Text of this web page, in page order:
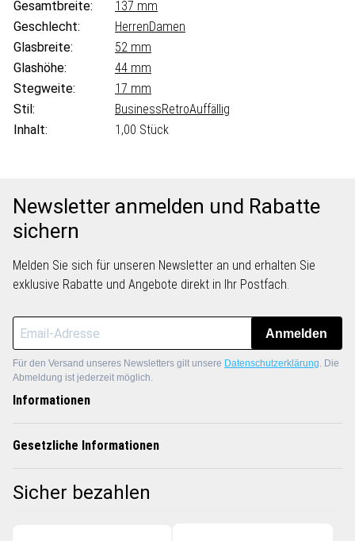
Gesamtbreite:
137 mm
Geschlecht:
HerrenDamen
Glasbreite:
52 mm
Glashöhe:
44 mm
Stegweite:
17 mm
Stil:
BusinessRetroAuffällig
Inhalt:
1,00 Stück
Newsletter anmelden und Rabatte
sichern
Melden Sie sich für unseren Newsletter an und erhalten Sie
exklusive Rabatte und Angebote direkt in Ihr Postfach.
Anmelden
Für den Versand unseres Newsletters gilt unsere Datenschutzerklärung. Die
Abmeldung ist jederzeit möglich.
Informationen
Gesetzliche Informationen
Sicher bezahlen